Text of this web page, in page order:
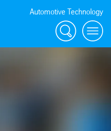
Automotive Technology
Suche
Menü